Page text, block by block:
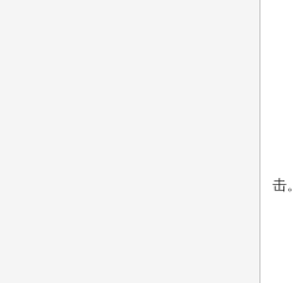
击。